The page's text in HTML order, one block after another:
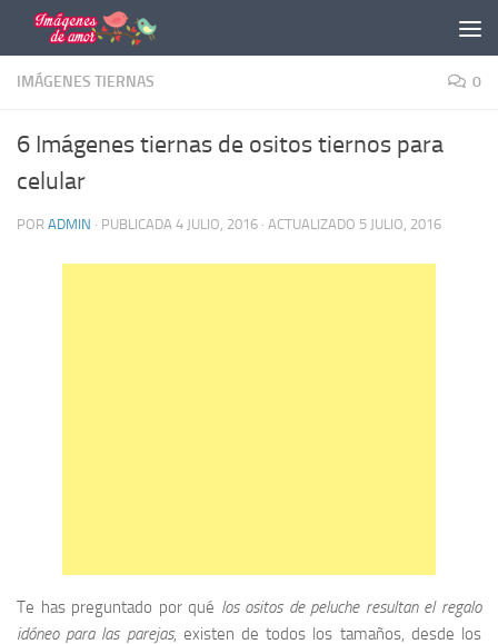
Saltar al contenido
IMÁGENES TIERNAS 0
6 Imágenes tiernas de ositos tiernos para
celular
POR ADMIN · PUBLICADA 4 JULIO, 2016 · ACTUALIZADO 5 JULIO, 2016
Te has preguntado por qué los ositos de peluche resultan el regalo
idóneo para las parejas, existen de todos los tamaños, desde los